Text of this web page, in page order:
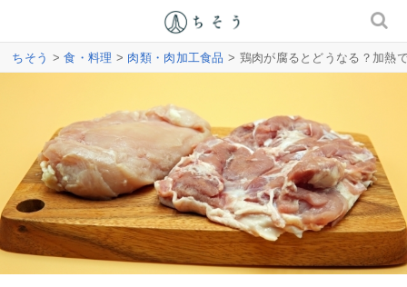
ちそう >食・料理 > 肉類・肉加工食品 > 鶏肉が腐るとどうなる？加熱